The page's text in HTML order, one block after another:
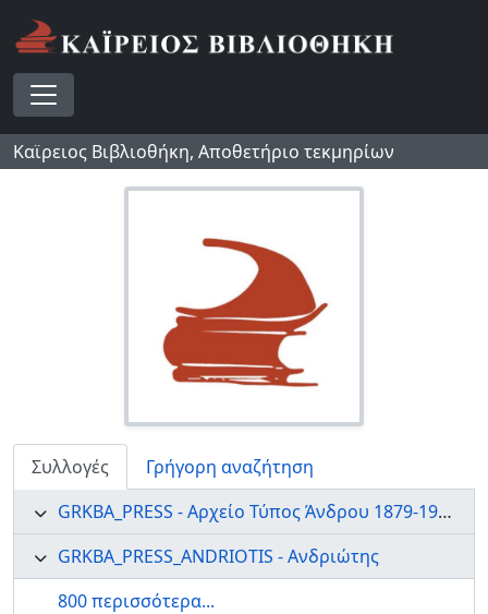
Skip to main content
Toggle navigation
Καϊρειος Βιβλιοθήκη, Αποθετήριο τεκμηρίων
Συλλογές
Γρήγορη αναζήτηση
GRKBA_PRESS - Αρχείο Τύπος Άνδρου 1879-1999
GRKBA_PRESS_ANDRIOTIS - Ανδριώτης
800 περισσότερα...